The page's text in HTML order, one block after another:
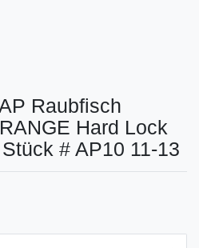
Raubfisch
Hard Lock
# AP10 11-13